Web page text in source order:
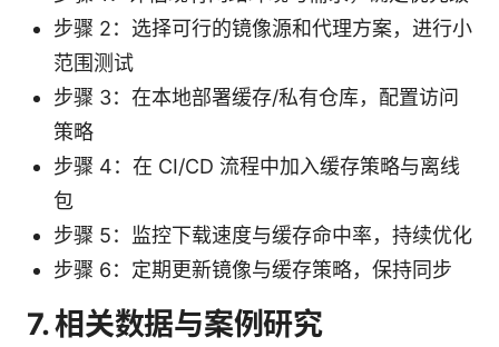
步骤 2：选择可行的镜像源和代理方案，进行小
范围测试
步骤 3：在本地部署缓存/私有仓库，配置访问
策略
步骤 4：在 CI/CD 流程中加入缓存策略与离线
包
步骤 5：监控下载速度与缓存命中率，持续优化
步骤 6：定期更新镜像与缓存策略，保持同步
7. 相关数据与案例研究